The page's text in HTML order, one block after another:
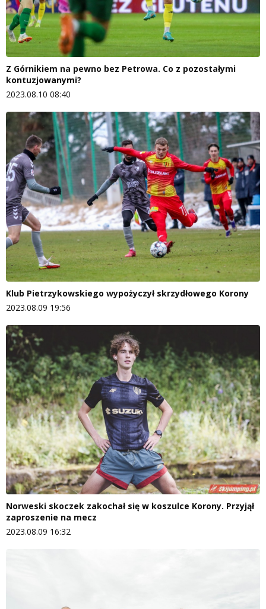
Z Górnikiem na pewno bez Petrowa. Co z pozostałymi
kontuzjowanymi?
2023.08.10 08:40
Klub Pietrzykowskiego wypożyczył skrzydłowego Korony
2023.08.09 19:56
Norweski skoczek zakochał się w koszulce Korony. Przyjął
zaproszenie na mecz
2023.08.09 16:32